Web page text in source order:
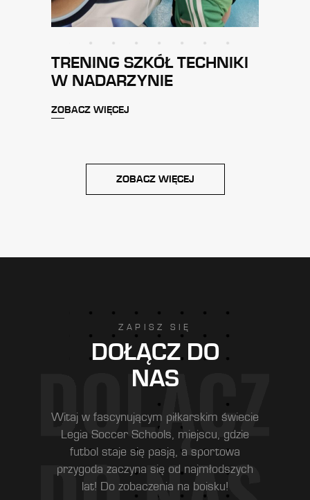
TRENING SZKÓŁ TECHNIKI
W NADARZYNIE
ZOBACZ WIĘCEJ
ZOBACZ WIĘCEJ
ZAPISZ SIĘ
DOŁĄCZ DO
NAS
Witaj w fascynującym piłkarskim świecie
Legia Soccer Schools, miejscu, gdzie
futbol staje się pasją, a sportowa
przygoda zaczyna się od najmłodszych
lat! Do zobaczenia na boisku!